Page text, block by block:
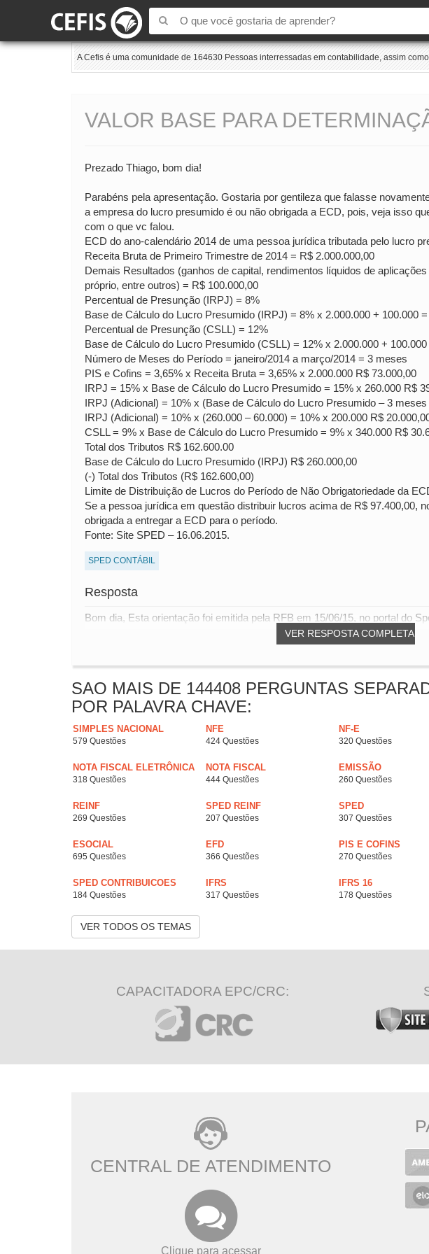
A Cefis é uma comunidade de 164630 Pessoas interressadas em contabilidade, assim
VALOR BASE PARA
Prezado Thiago, bom dia!
Parabéns pela apresentação. Gostaria por gentileza que falasse
a empresa do lucro presumido é ou não obrigada a ECD, pois, veja isso
com o que vc falou.
ECD do ano-calendário 2014 de uma pessoa jurídica tributada pelo lucro
Receita Bruta de Primeiro Trimestre de 2014 = R$ 2.000.000,00
Demais Resultados (ganhos de capital, rendimentos líquidos de
próprio, entre outros) = R$ 100.000,00
Percentual de Presunção (IRPJ) = 8%
Base de Cálculo do Lucro Presumido (IRPJ) = 8% x 2.000.000 + 100.000
Percentual de Presunção (CSLL) = 12%
Base de Cálculo do Lucro Presumido (CSLL) = 12% x 2.000.000 +
Número de Meses do Período = janeiro/2014 a março/2014 = 3 meses
PIS e Cofins = 3,65% x Receita Bruta = 3,65% x 2.000.000 R$ 73.000,00
IRPJ = 15% x Base de Cálculo do Lucro Presumido = 15% x 260.000 R$
IRPJ (Adicional) = 10% x (Base de Cálculo do Lucro Presumido – 3
IRPJ (Adicional) = 10% x (260.000 – 60.000) = 10% x 200.000 R$
CSLL = 9% x Base de Cálculo do Lucro Presumido = 9% x 340.000 R$
Total dos Tributos R$ 162.600.00
Base de Cálculo do Lucro Presumido (IRPJ) R$ 260.000,00
(-) Total dos Tributos (R$ 162.600,00)
Limite de Distribuição de Lucros do Período de Não Obrigatoriedade da
Se a pessoa jurídica em questão distribuir lucros acima de R$ 97.400,00,
obrigada a entregar a ECD para o período.
Fonte: Site SPED – 16.06.2015.
SPED CONTÁBIL
Resposta
VER RESPOSTA COMPLETA
Bom dia, Esta orientação foi emitida pela RFB em 15/06/15, no portal do
SAO MAIS DE 144408 PERGUNTAS
POR PALAVRA CHAVE:
SIMPLES NACIONAL
579 Questões
NFE
424 Questões
NF-E
320 Questões
NOTA FISCAL ELETRÔNICA
318 Questões
NOTA FISCAL
444 Questões
EMISSÃO
260 Questões
REINF
269 Questões
SPED REINF
207 Questões
SPED
307 Questões
ESOCIAL
695 Questões
EFD
366 Questões
PIS E COFINS
270 Questões
SPED CONTRIBUICOES
184 Questões
IFRS
317 Questões
IFRS 16
178 Questões
VER TODOS OS TEMAS
CAPACITADORA EPC/CRC:
CENTRAL DE ATENDIMENTO
Clique para acessar